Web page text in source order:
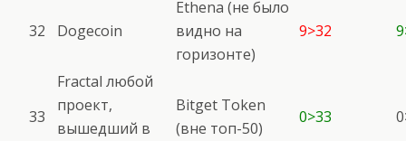
32 Dogecoin
Ethena (не было
видно на
горизонте)
9>32
33
Fractal любой
проект,
вышедший в
Bitget Token
(вне топ-50)
0>33